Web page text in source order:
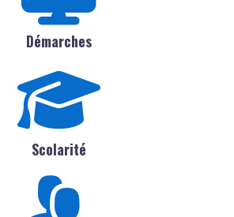
Démarches
Scolarité